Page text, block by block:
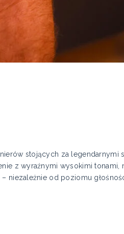
stojących za
z wyraźnymi wysokimi tonami,
niezależnie od poziomu